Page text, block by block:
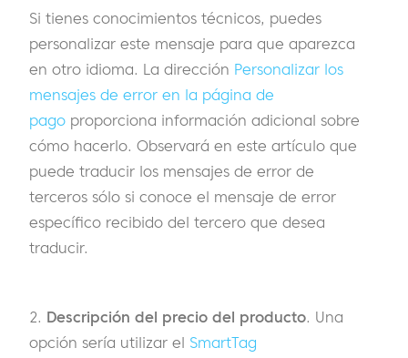
Si tienes conocimientos técnicos, puedes
personalizar este mensaje para que aparezca
en otro idioma. La dirección Personalizar los
mensajes de error en la página de
pago proporciona información adicional sobre
cómo hacerlo. Observará en este artículo que
puede traducir los mensajes de error de
terceros sólo si conoce el mensaje de error
específico recibido del tercero que desea
traducir.
2. Descripción del precio del producto. Una
opción sería utilizar el SmartTag